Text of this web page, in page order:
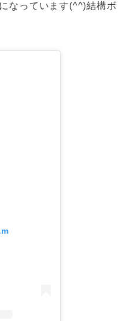
なっています(^^)結構ボ